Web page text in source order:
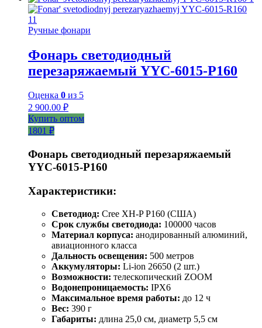
Ручные фонари
Фонарь светодиодный
перезаряжаемый YYC-6015-Р160
Оценка 0 из 5
2 900.00 ₽
Купить оптом
1801 ₽
Фонарь светодиодный перезаряжаемый
YYC-6015-P160
Характеристики:
Светодиод: Cree XH-P P160 (США)
Срок службы светодиода: 100000 часов
Материал корпуса: анодированный алюминий,
авиационного класса
Дальность освещения: 500 метров
Аккумуляторы: Li-ion 26650 (2 шт.)
Возможности: телескопический ZOOM
Водонепроницаемость: IPX6
Максимальное время работы: до 12 ч
Вес: 390 г
Габариты: длина 25,0 см, диаметр 5,5 см